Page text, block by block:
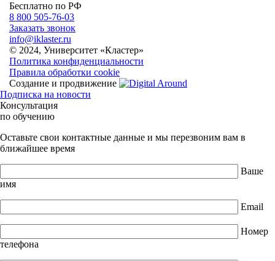
Бесплатно по РФ
8 800 505-76-03
Заказать звонок
info@iklaster.ru
© 2024, Университет «Кластер»
Политика конфиденциальности
Правила обработки cookie
Создание и продвижение
Подписка на новости
Консультация
по обучению
Оставьте свои контактные данные и мы перезвоним вам в
ближайшее время
Ваше
имя
Email
Номер
телефона